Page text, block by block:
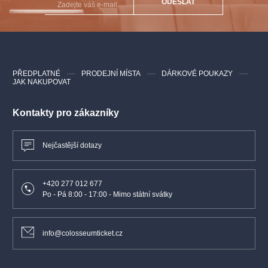
Choreografie- Otto Šanda
Sbormistr- Adolf Melichar
Kontakty pro zákazníky
Nejčastější dotazy
+420 277 012 677
Po - Pá 8:00 - 17:00 - Mimo státní svátky
info@colosseumticket.cz
PŘEDPLATNÉ PRODEJNÍ MÍSTA
DÁRKOVÉ POUKAZY
JAK NAKUPOVAT